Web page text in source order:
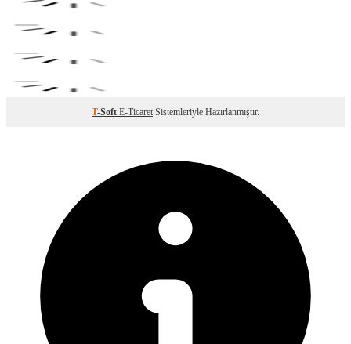
T-Soft E-Ticaret Sistemleriyle Hazırlanmıştır.